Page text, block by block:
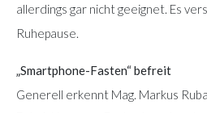
allerdings gar nicht geeignet. Es
Ruhepause.
„Smartphone-Fasten“ befreit
Generell erkennt Mag. Markus